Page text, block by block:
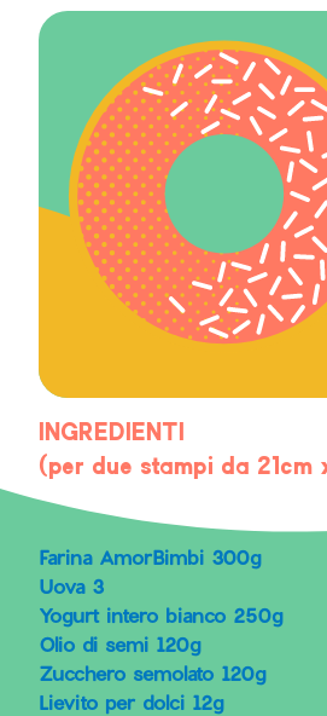
INGREDIENTI
(per due stampi da 21cm
Farina AmorBimbi 300g
Uova 3
Yogurt intero bianco 250g
Olio di semi 120g
Zucchero semolato 120g
Lievito per dolci 12g